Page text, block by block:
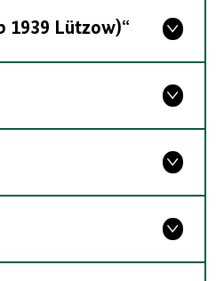
1939 Lützow)“